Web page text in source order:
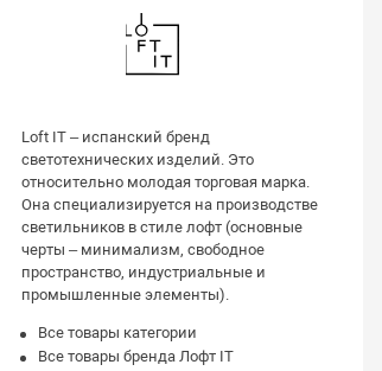
Loft IT – испанский бренд
светотехнических изделий. Это
относительно молодая торговая марка.
Она специализируется на производстве
светильников в стиле лофт (основные
черты – минимализм, свободное
пространство, индустриальные и
промышленные элементы).
Все товары категории
Все товары бренда Лофт IT